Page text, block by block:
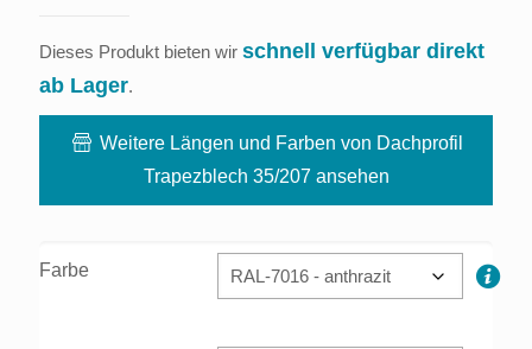
Dieses Produkt bieten wir schnell verfügbar direkt
ab Lager.
Weitere Längen und Farben von Dachprofil
Trapezblech 35/207 ansehen
Farbe